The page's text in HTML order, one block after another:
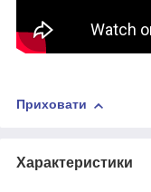
Приховати
Характеристики